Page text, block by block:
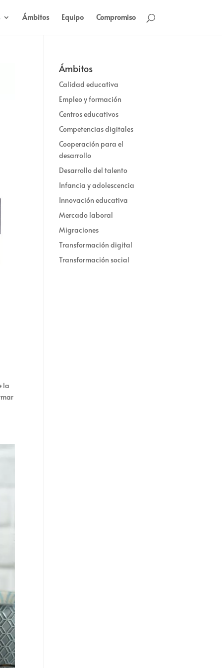
Ámbitos Equipo Compromiso
la
Ámbitos
Calidad educativa
Empleo y formación
Centros educativos
Competencias digitales
Cooperación para el
desarrollo
Desarrollo del talento
Infancia y adolescencia
Innovación educativa
Mercado laboral
Migraciones
Transformación digital
Transformación social